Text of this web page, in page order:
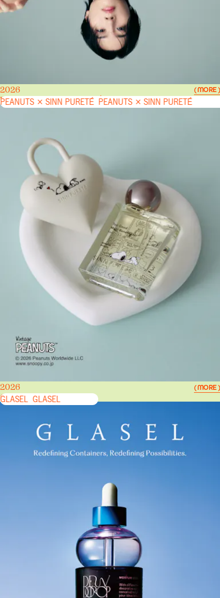
2026 ( MORE )
PEANUTS × SINN PURETÉ PEANUTS × SINN PURETÉ
PEANUTS × SINN PURETÉ
2026 ( MORE )
GLASEL GLASEL
GLASEL